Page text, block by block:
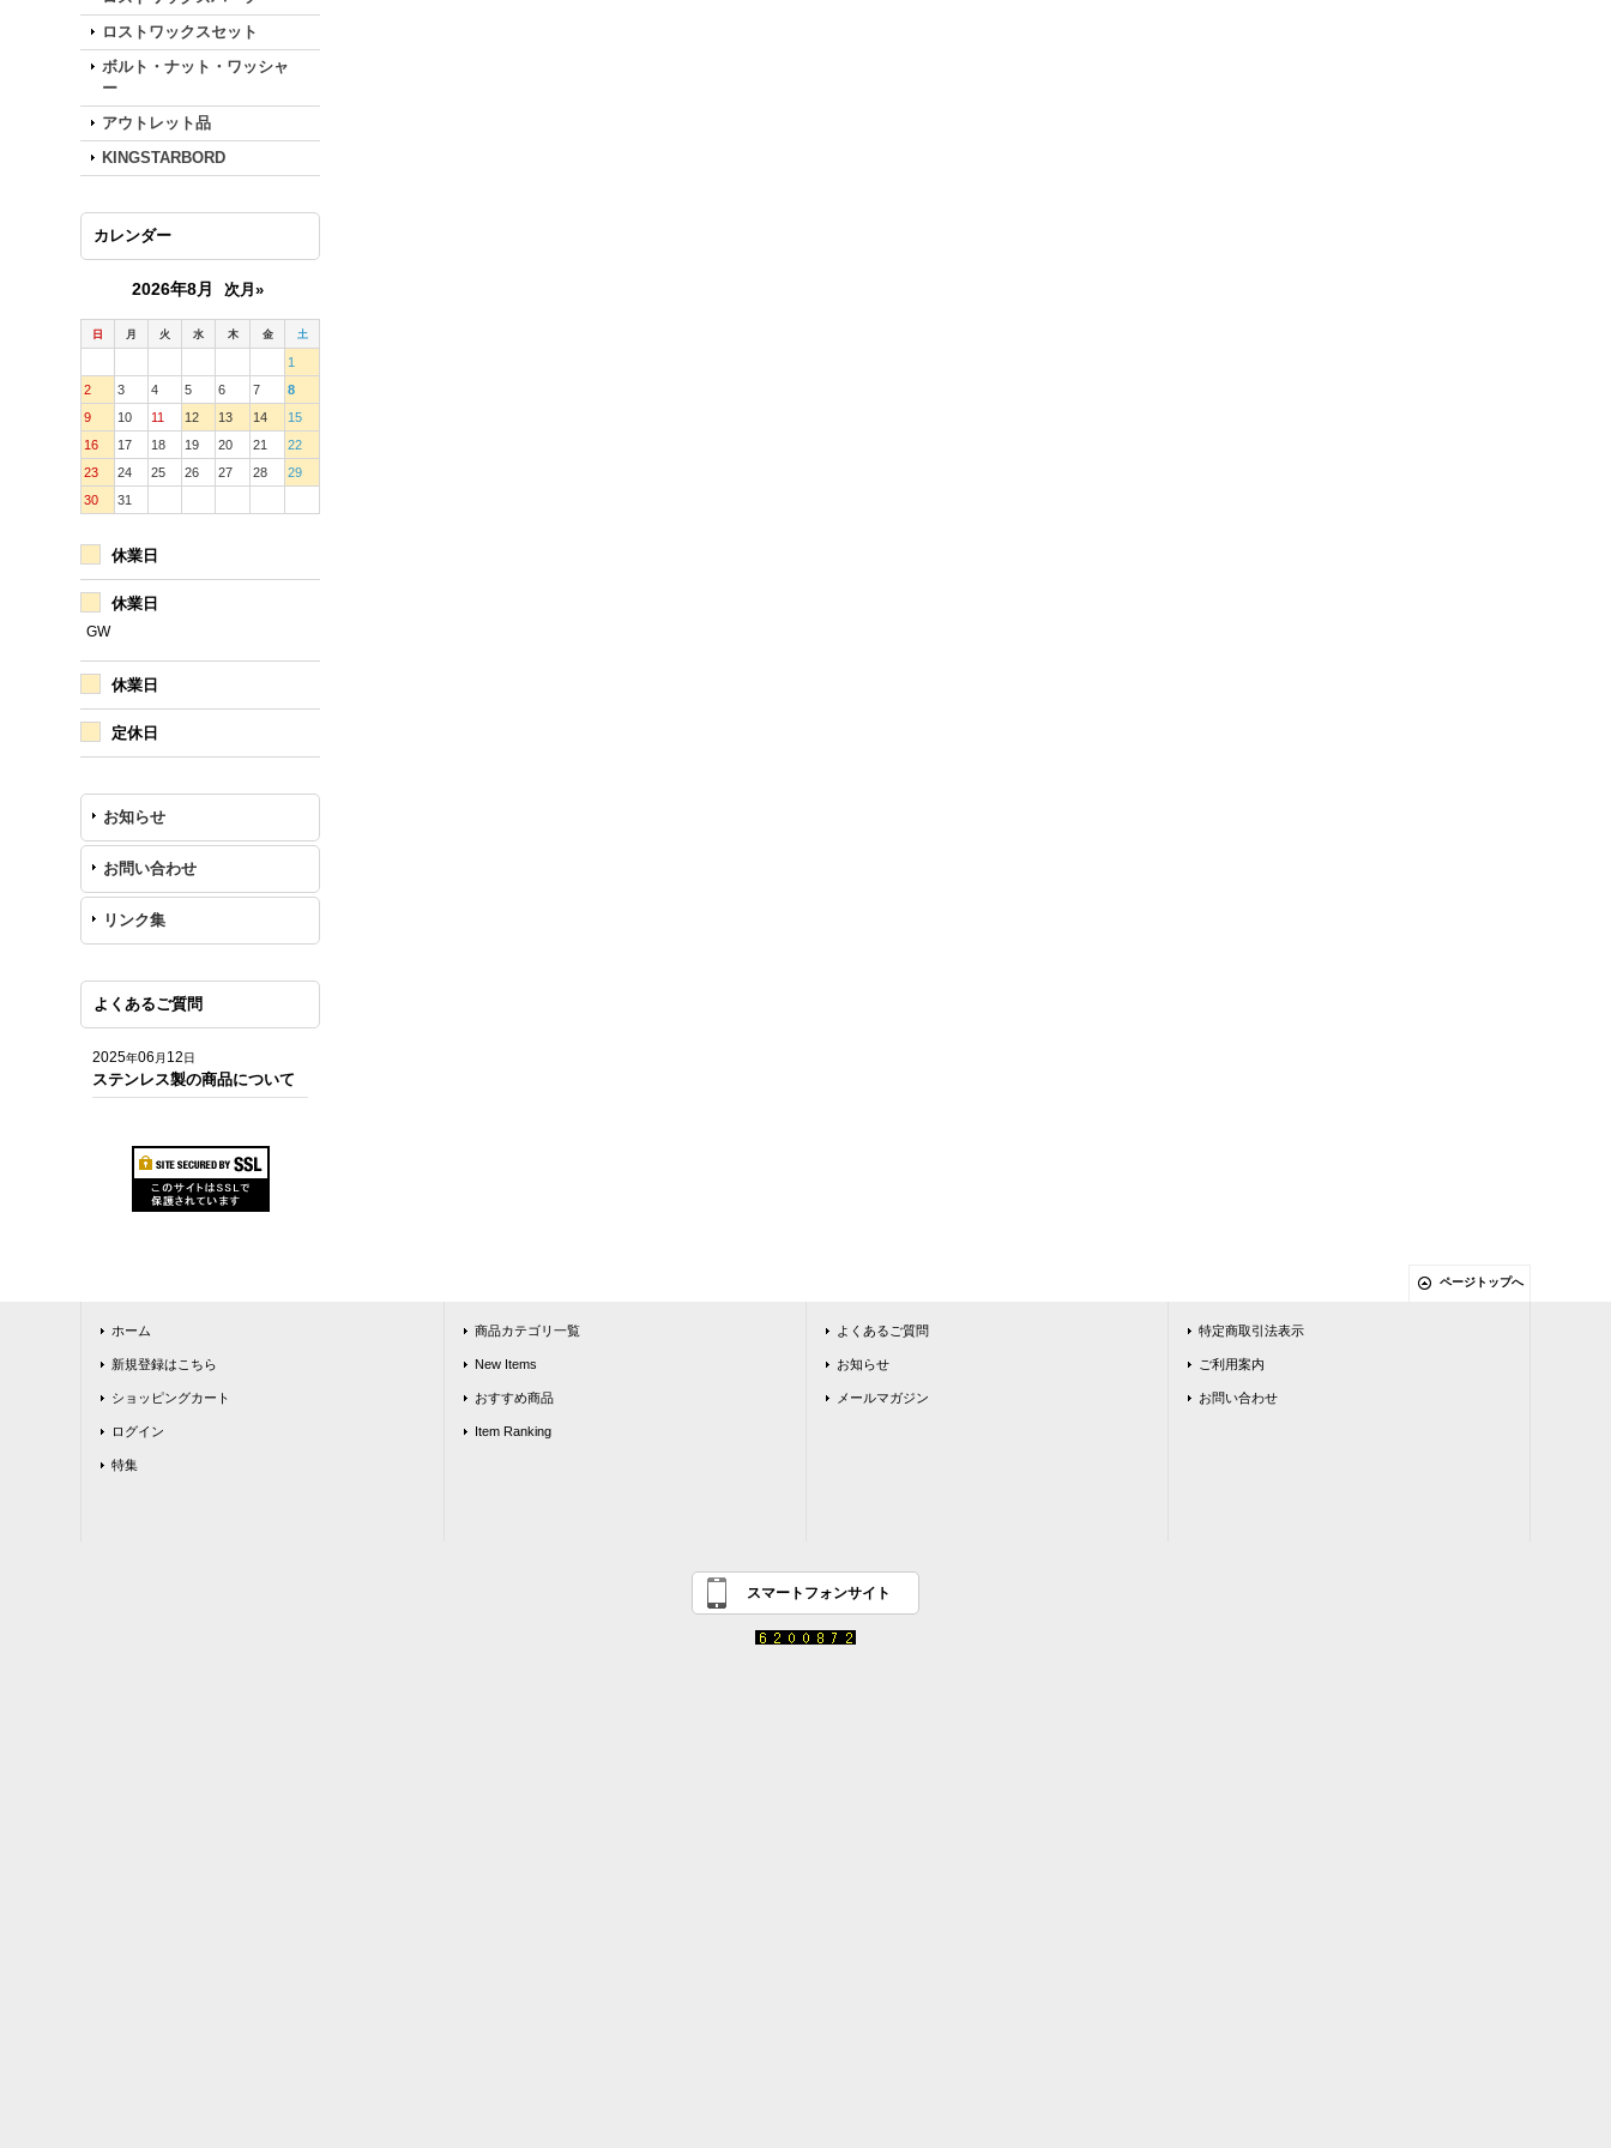
ロストワックスセット
ボルト・ナット・ワッシャ
ー
アウトレット品
KINGSTARBORD
カレンダー
2026年8月 次月»
日 月 火 水 木 金 土
1
2
3 4 5 6 7
8
9
10 11 12 13 14
15
16
17 18 19 20 21
22
23
24 25 26 27 28
29
30
31
休業日
休業日
GW
休業日
定休日
お知らせ
お問い合わせ
リンク集
よくあるご質問
2025年06 月 12日
ステンレス製の商品について
ページトップへ
ホーム
新規登録はこちら
ショッピングカート
ログイン
特集
商品カテゴリ一覧
New Items
おすすめ商品
Item Ranking
よくあるご質問
お知らせ
メールマガジン
特定商取引法表示
ご利用案内
お問い合わせ
スマートフォンサイト